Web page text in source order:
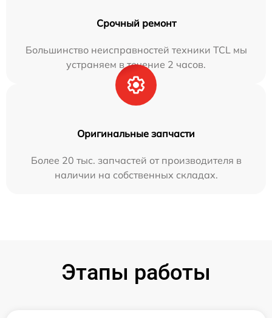
Срочный ремонт
Большинство неисправностей техники TCL мы
устраняем в течение 2 часов.
Оригинальные запчасти
Более 20 тыс. запчастей от производителя в
наличии на собственных складах.
Этапы работы